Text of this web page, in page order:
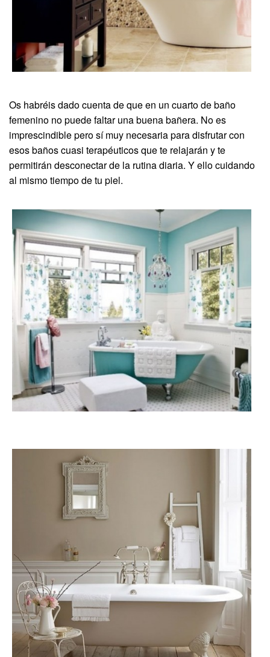
Os habréis dado cuenta de que en un cuarto de baño
femenino no puede faltar una buena bañera. No es
imprescindible pero sí muy necesaria para disfrutar con
esos baños cuasi terapéuticos que te relajarán y te
permitirán desconectar de la rutina diaria. Y ello cuidando
al mismo tiempo de tu piel.